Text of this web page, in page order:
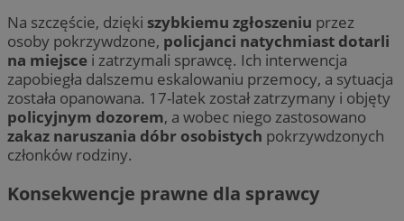
Na szczęście, dzięki szybkiemu zgłoszeniu przez
osoby pokrzywdzone, policjanci natychmiast dotarli
na miejsce i zatrzymali sprawcę. Ich interwencja
zapobiegła dalszemu eskalowaniu przemocy, a sytuacja
została opanowana. 17-latek został zatrzymany i objęty
policyjnym dozorem, a wobec niego zastosowano
zakaz naruszania dóbr osobistych pokrzywdzonych
członków rodziny.
Konsekwencje prawne dla sprawcy